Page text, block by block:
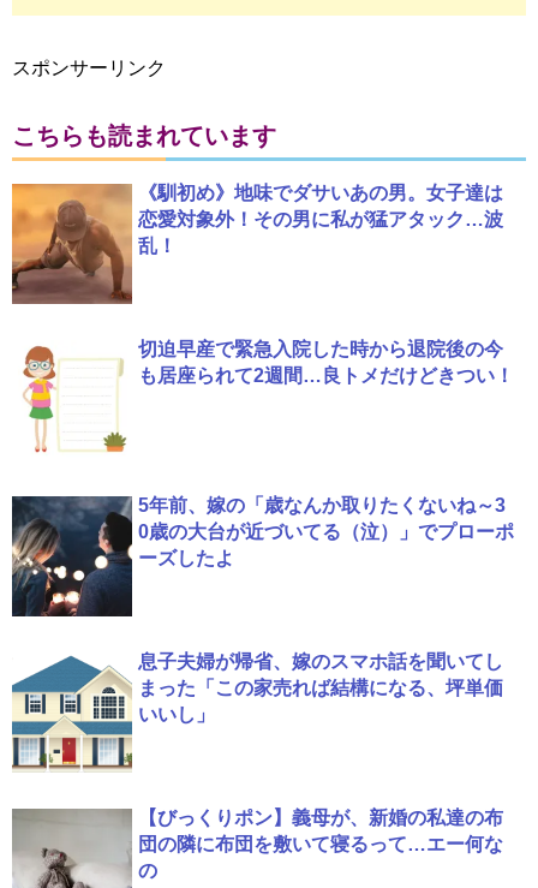
スポンサーリンク
こちらも読まれています
《馴初め》地味でダサいあの男。女子達は
恋愛対象外！その男に私が猛アタック…波
乱！
切迫早産で緊急入院した時から退院後の今
も居座られて2週間…良トメだけどきつい！
5年前、嫁の「歳なんか取りたくないね～3
0歳の大台が近づいてる（泣）」でプローポ
ーズしたよ
息子夫婦が帰省、嫁のスマホ話を聞いてし
まった「この家売れば結構になる、坪単価
いいし」
【びっくりポン】義母が、新婚の私達の布
団の隣に布団を敷いて寝るって…エー何な
の